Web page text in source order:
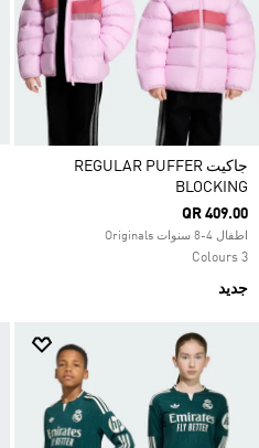
جاكيت REGULAR PUFFER
BLOCKING
QR 409.00
اطفال 4-8 سنوات Originals
3 Colours
جديد